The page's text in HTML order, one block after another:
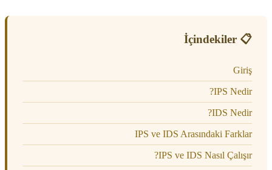
📋 İçindekiler
Giriş
IPS Nedir?
IDS Nedir?
IPS ve IDS Arasındaki Farklar
IPS ve IDS Nasıl Çalışır?